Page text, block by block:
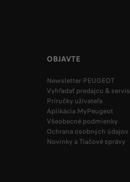
OBJAVTE
Newsletter PEUGEOT
Vyhľadať predajcu & servis
Príručky užívateľa
Aplikácia MyPeugeot
Všeobecné podmienky
Ochrana osobných údajov
Novinky a Tlačové správy